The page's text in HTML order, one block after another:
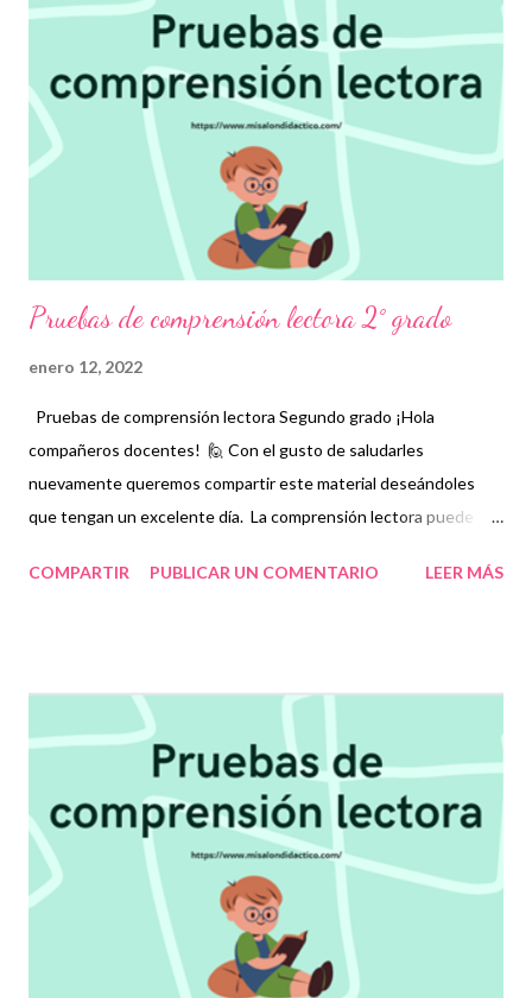
que leen y, si es el caso, emitir una opinión razonable mediante la
formulación de argumentos, que en un futuro, les ayudará a
expresarse de la mejor manera en diversas situaciones.
Agradecemos enormemente a los autores de este grandioso
material recordando que nosotros sólo lo compartimos con fines
informativos y educativos. 👏 Descarga 👇 Pruebas de
comprensión lectora 1er grado ¡G...
Pruebas de comprensión lectora 2° grado
enero 12, 2022
Pruebas de comprensión lectora Segundo grado ¡Hola
compañeros docentes! 🙋 Con el gusto de saludarles
nuevamente queremos compartir este material deseándoles
que tengan un excelente día. La comprensión lectora puede
interpretar un texto. No basta sólo con entender el significado
fluidez, también les permitirá comprender adecuadamente lo
que leen y, si es el caso, emitir una opinión razonable mediante la
formulación de argumentos, que en un futuro, les ayudará a
expresarse de la mejor manera en diversas situaciones.
Agradecemos enormemente a los autores de este grandioso
material recordando que nosotros sólo lo compartimos con fines
informativos y educativos. 👏 Descarga 👇 Pruebas de
comprensión lectora 2° grado ¡G...
COMPARTIR PUBLICAR UN COMENTARIO LEER MÁS